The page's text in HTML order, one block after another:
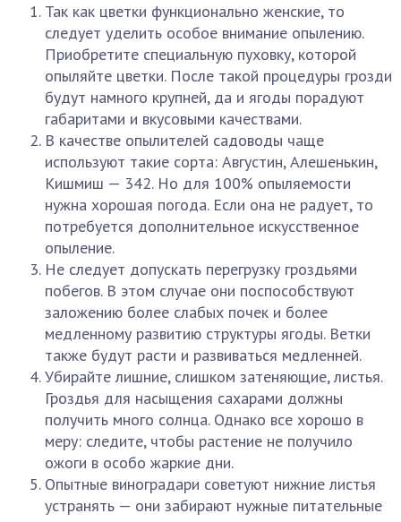
Так как цветки функционально женские, то
следует уделить особое внимание опылению.
Приобретите специальную пуховку, которой
опыляйте цветки. После такой процедуры грозди
будут намного крупней, да и ягоды порадуют
габаритами и вкусовыми качествами.
В качестве опылителей садоводы чаще
используют такие сорта: Августин, Алешенькин,
Кишмиш — 342. Но для 100% опыляемости
нужна хорошая погода. Если она не радует, то
потребуется дополнительное искусственное
опыление.
Не следует допускать перегрузку гроздьями
побегов. В этом случае они поспособствуют
заложению более слабых почек и более
медленному развитию структуры ягоды. Ветки
также будут расти и развиваться медленней.
Убирайте лишние, слишком затеняющие, листья.
Гроздья для насыщения сахарами должны
получить много солнца. Однако все хорошо в
меру: следите, чтобы растение не получило
ожоги в особо жаркие дни.
Опытные виноградари советуют нижние листья
устранять — они забирают нужные питательные